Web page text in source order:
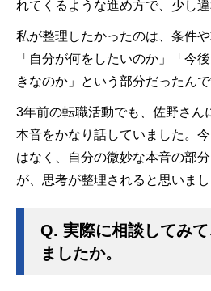
れてくるような進め方で、少し違
私が整理したかったのは、条件や
「自分が何をしたいのか」「今
きなのか」という部分だったんで
3年前の転職活動でも、佐野さん
本音をかなり話していました。
はなく、自分の微妙な本音の部
が、思考が整理されると思いまし
Q. 実際に相談してみ
ましたか。